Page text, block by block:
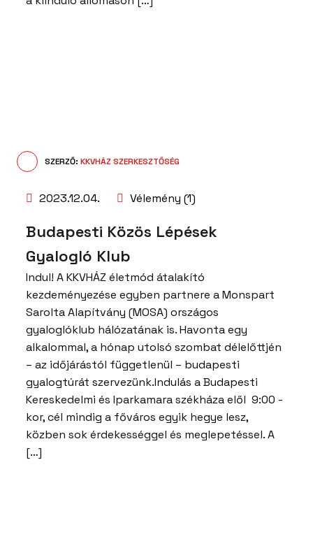
SZERZŐ: KKVHÁZ SZERKESZTŐSÉG
2023.12.04. Vélemény (1)
Budapesti Közös Lépések
Gyalogló Klub
Indul! A KKVHÁZ életmód átalakító
kezdeményezése egyben partnere a Monspart
Sarolta Alapítvány (MOSA) országos
gyaloglóklub hálózatának is. Havonta egy
alkalommal, a hónap utolsó szombat délelőttjén
– az időjárástól függetlenül – budapesti
gyalogtúrát szervezünk.Indulás a Budapesti
Kereskedelmi és Iparkamara székháza elől 9:00 -
kor, cél mindig a főváros egyik hegye lesz,
közben sok érdekességgel és meglepetéssel. A
[…]